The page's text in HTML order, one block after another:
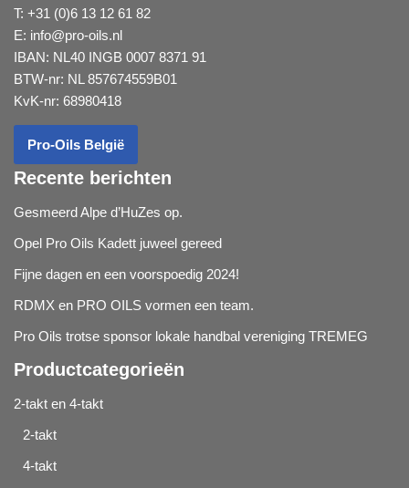
T: +31 (0)6 13 12 61 82
E: info@pro-oils.nl
IBAN: NL40 INGB 0007 8371 91
BTW-nr: NL 857674559B01
KvK-nr: 68980418
Pro-Oils België
Recente berichten
Gesmeerd Alpe d’HuZes op.
Opel Pro Oils Kadett juweel gereed
Fijne dagen en een voorspoedig 2024!
RDMX en PRO OILS vormen een team.
Pro Oils trotse sponsor lokale handbal vereniging TREMEG
Productcategorieën
2-takt en 4-takt
2-takt
4-takt